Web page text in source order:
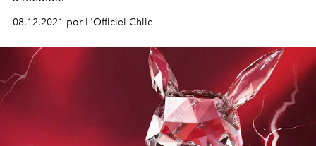
08.12.2021 por L'Officiel Chile